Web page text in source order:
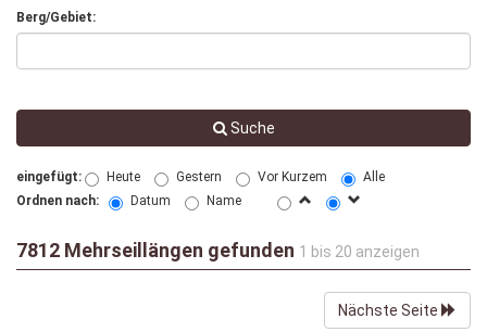
Berg/Gebiet:
Suche
eingefügt: Heute Gestern Vor Kurzem
Alle
Ordnen nach:
Datum Name
7812 Mehrseillängen gefunden 1 bis 20 anzeigen
Nächste Seite